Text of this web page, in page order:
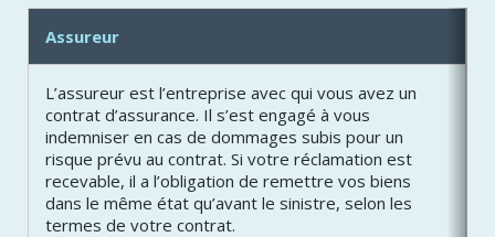
Assureur
L’assureur est l’entreprise avec qui vous avez un
contrat d’assurance. Il s’est engagé à vous
indemniser en cas de dommages subis pour un
risque prévu au contrat. Si votre réclamation est
recevable, il a l’obligation de remettre vos biens
dans le même état qu’avant le sinistre, selon les
termes de votre contrat.